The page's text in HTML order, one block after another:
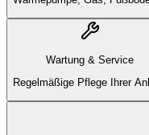
Wartung & Service
Regelmäßige Pflege Ihrer